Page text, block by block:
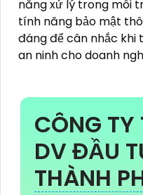
năng xử lý trong môi
tính năng bảo mật
đáng để cân nhắc khi
an ninh cho doanh
CÔNG
DV ĐẦU
THÀNH